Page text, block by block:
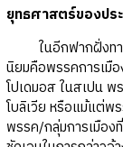
ยุทธศาสตร์ของปร
ในอีกฟากฝั่งทาง
นิยมคือพรรคการเมื
โปเดมอส ในสเปน
โบลิเวีย หรือแม้แต่พ
พรรค/กลุ่มการเมือง